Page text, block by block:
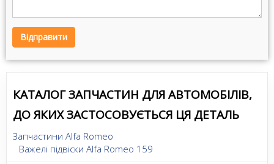
Відправити
КАТАЛОГ ЗАПЧАСТИН ДЛЯ АВТОМОБІЛІВ,
ДО ЯКИХ ЗАСТОСОВУЄТЬСЯ ЦЯ ДЕТАЛЬ
Запчастини Alfa Romeo
Важелі підвіски Alfa Romeo 159